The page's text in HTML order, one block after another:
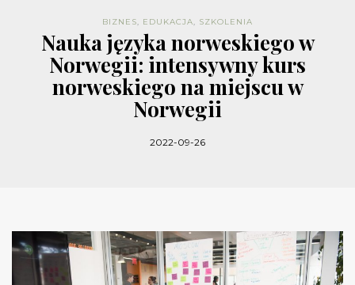
BIZNES, EDUKACJA, SZKOLENIA
Nauka języka norweskiego w
Norwegii: intensywny kurs
norweskiego na miejscu w
Norwegii
2022-09-26